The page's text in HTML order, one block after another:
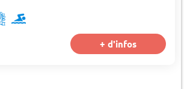
+ d'infos